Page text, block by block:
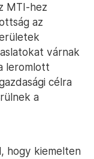
MTI-hez
az
várnak
leromlott
célra
a
hogy kiemelten